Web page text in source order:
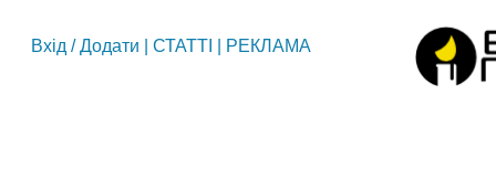
Вхід /Додати СТАТТІ РЕКЛАМА